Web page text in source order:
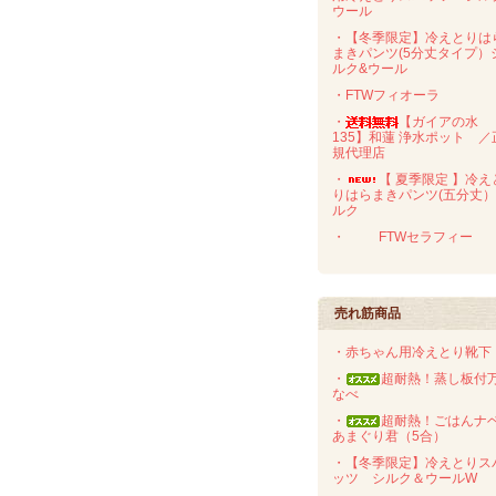
ウール
・【冬季限定】冷えとりは
まきパンツ(5分丈タイプ）
ルク&ウール
・FTWフィオーラ
・
【ガイアの水
135】和蓮 浄水ポット ／
規代理店
・
【 夏季限定 】冷え
りはらまきパンツ(五分丈
ルク
・
FTWセラフィー
売れ筋商品
・赤ちゃん用冷えとり靴下
・
超耐熱！蒸し板付
なべ
・
超耐熱！ごはんナ
あまぐり君（5合）
・【冬季限定】冷えとりス
ッツ シルク＆ウールW